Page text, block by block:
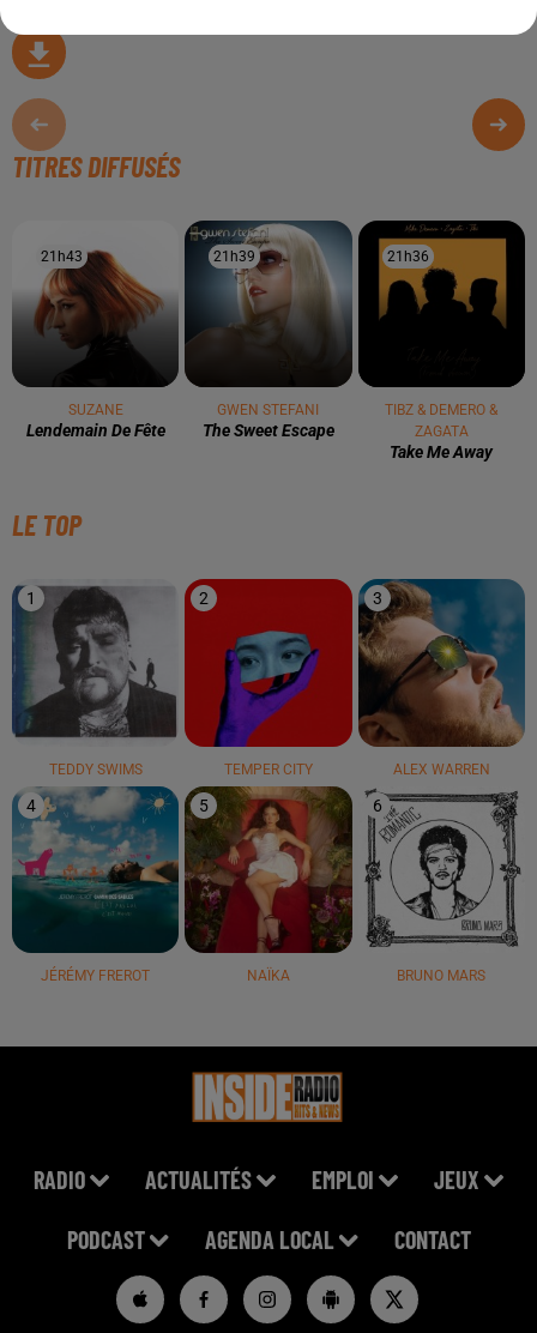
TITRES DIFFUSÉS
21h43
21h43
SUZANE
Lendemain De Fête
21h39
21h39
GWEN STEFANI
The Sweet Escape
21h36
21h36
TIBZ & DEMERO &
ZAGATA
Take Me Away
LE TOP
1
TEDDY SWIMS
2
TEMPER CITY
3
ALEX WARREN
4
JÉRÉMY FREROT
5
NAÏKA
6
BRUNO MARS
RADIO ACTUALITÉS EMPLOI JEUX
PODCAST AGENDA LOCAL CONTACT